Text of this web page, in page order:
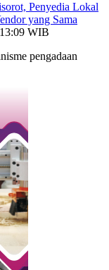
Penyedia Lokal
yang Sama
WIB
pengadaan